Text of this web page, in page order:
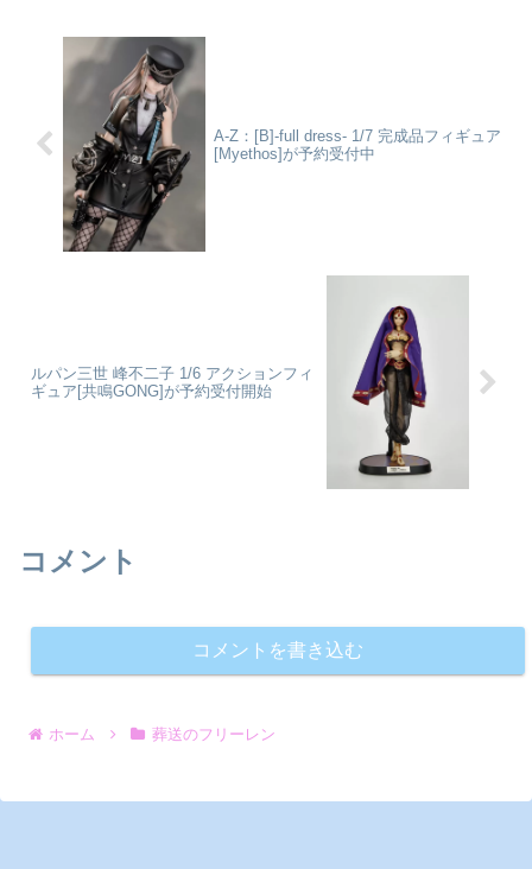
葬送のフリーレン_木製スタンド
デザイン03(フリーレン/C...
A-Z：[B]-full dress- 1/7 完成品フィギュア
[Myethos]が予約受付中
ルパン三世 峰不二子 1/6 アクションフィ
ギュア[共鳴GONG]が予約受付開始
コメント
コメントを書き込む
ホーム 葬送のフリーレン